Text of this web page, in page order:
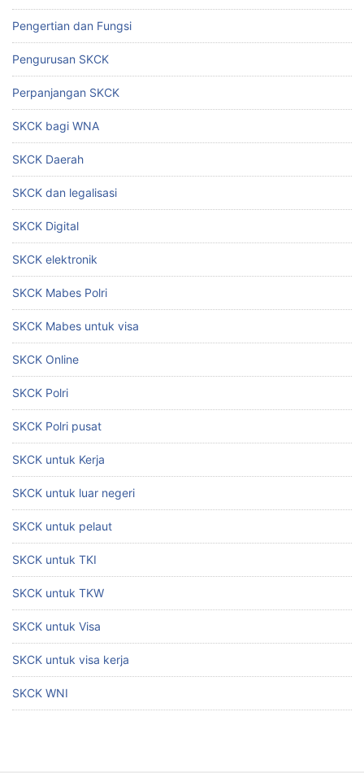
Pengertian dan Fungsi
Pengurusan SKCK
Perpanjangan SKCK
SKCK bagi WNA
SKCK Daerah
SKCK dan legalisasi
SKCK Digital
SKCK elektronik
SKCK Mabes Polri
SKCK Mabes untuk visa
SKCK Online
SKCK Polri
SKCK Polri pusat
SKCK untuk Kerja
SKCK untuk luar negeri
SKCK untuk pelaut
SKCK untuk TKI
SKCK untuk TKW
SKCK untuk Visa
SKCK untuk visa kerja
SKCK WNI